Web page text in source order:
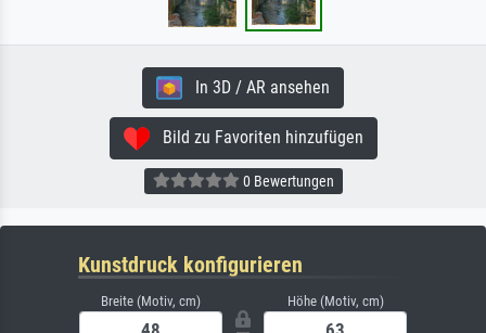
In 3D / AR ansehen
Bild zu Favoriten hinzufügen
0 Bewertungen
Kunstdruck konfigurieren
Breite (Motiv, cm) Höhe (Motiv, cm)